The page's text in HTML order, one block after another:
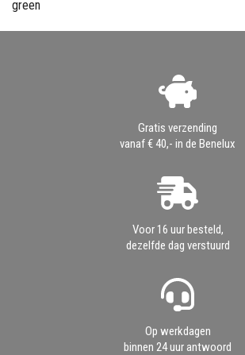
green
Gratis verzending
vanaf € 40,- in de Benelux
Voor 16 uur besteld,
dezelfde dag verstuurd
Op werkdagen
binnen 24 uur antwoord